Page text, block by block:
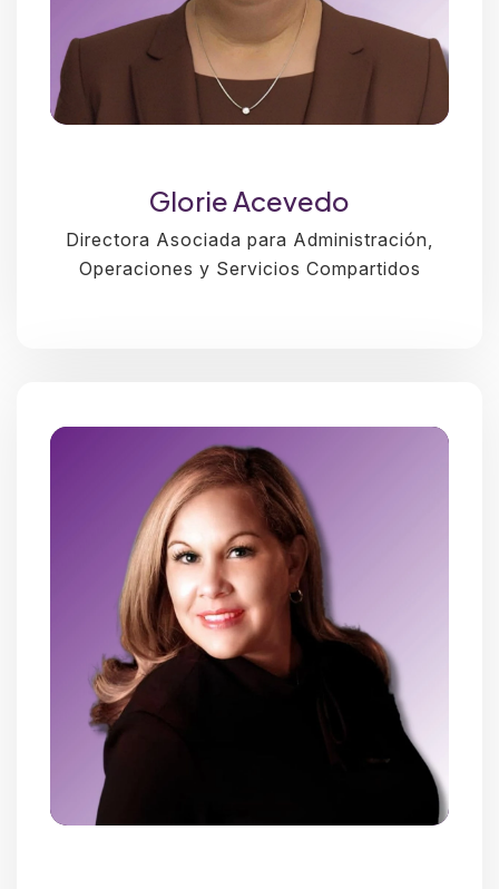
Glorie Acevedo
Directora Asociada para Administración,
Operaciones y Servicios Compartidos